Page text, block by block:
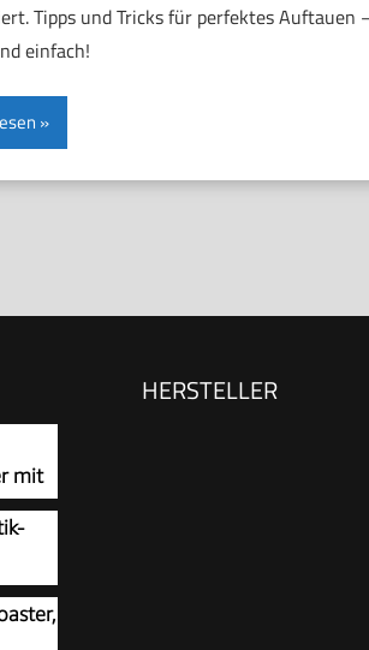
Tipps und Tricks für perfektes Auftauen
einfach!
mit
HERSTELLER